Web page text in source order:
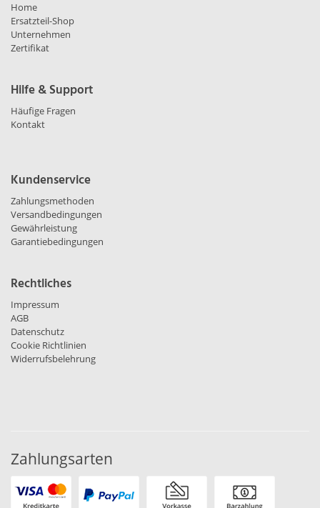
Home
Ersatzteil-Shop
Unternehmen
Zertifikat
Hilfe & Support
Häufige Fragen
Kontakt
Kundenservice
Zahlungsmethoden
Versandbedingungen
Gewährleistung
Garantiebedingungen
Rechtliches
Impressum
AGB
Datenschutz
Cookie Richtlinien
Widerrufsbelehrung
Zahlungsarten